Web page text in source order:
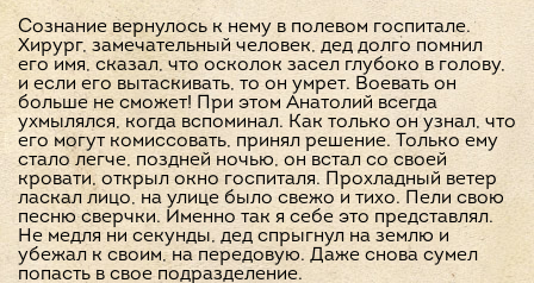
Сознание вернулось к нему в полевом госпитале.
Хирург, замечательный человек, дед долго помнил
его имя, сказал, что осколок засел глубоко в голову,
и если его вытаскивать, то он умрет. Воевать он
больше не сможет! При этом Анатолий всегда
ухмылялся, когда вспоминал. Как только он узнал, что
его могут комиссовать, принял решение. Только ему
стало легче, поздней ночью, он встал со своей
кровати, открыл окно госпиталя. Прохладный ветер
ласкал лицо, на улице было свежо и тихо. Пели свою
песню сверчки. Именно так я себе это представлял.
Не медля ни секунды, дед спрыгнул на землю и
убежал к своим, на передовую. Даже снова сумел
попасть в свое подразделение.